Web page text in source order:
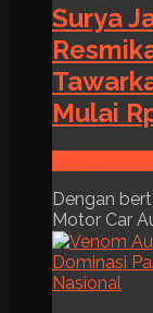
Surya
Mulai
Dengan
Motor Car